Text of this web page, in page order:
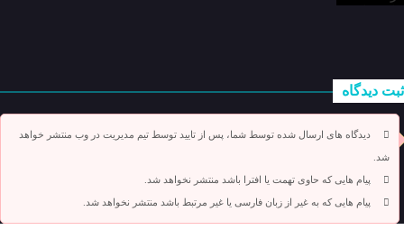
ثبت دیدگاه
دیدگاه های ارسال شده توسط شما، پس از تایید توسط تیم مدیریت در وب منتشر خواهد
شد.
پیام هایی که حاوی تهمت یا افترا باشد منتشر نخواهد شد.
پیام هایی که به غیر از زبان فارسی یا غیر مرتبط باشد منتشر نخواهد شد.